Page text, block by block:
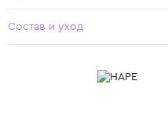
Состав и уход